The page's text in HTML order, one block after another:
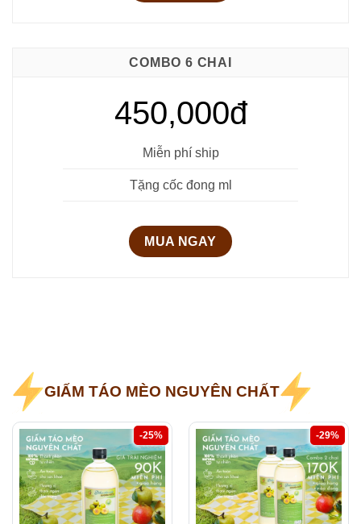
COMBO 6 CHAI
450,000đ
Miễn phí ship
Tặng cốc đong ml
MUA NGAY
GIẤM TÁO MÈO NGUYÊN CHẤT
-25% -29%